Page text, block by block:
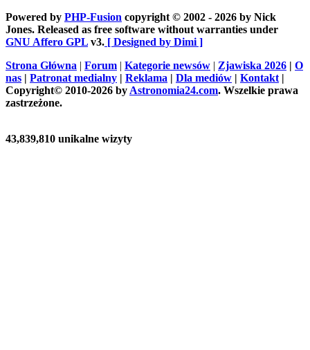
Powered by PHP-Fusion copyright © 2002 - 2026 by Nick
Jones. Released as free software without warranties under
GNU Affero GPL v3. [ Designed by Dimi ]
Strona Główna | Forum | Kategorie newsów | Zjawiska 2026 | O
nas | Patronat medialny | Reklama | Dla mediów | Kontakt |
Copyright© 2010-2026 by Astronomia24.com. Wszelkie prawa
zastrzeżone.
43,839,810 unikalne wizyty